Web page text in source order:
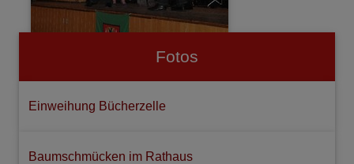
Fotos
Einweihung Bücherzelle
Baumschmücken im Rathaus